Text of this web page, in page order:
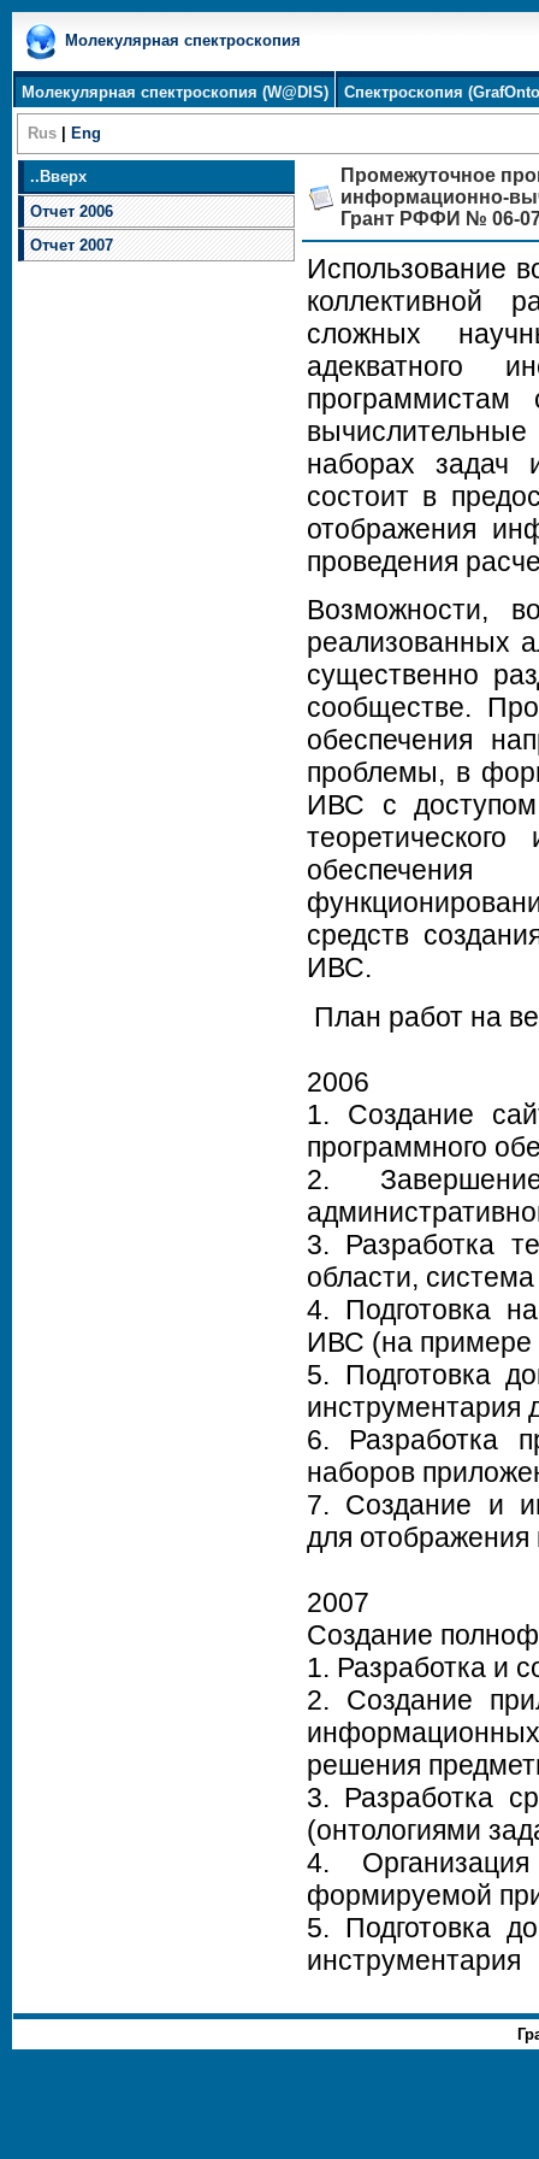
Молекулярная спектроскопия
Молекулярная спектроскопия (W@DIS) Спектроскопия
Rus Eng
.. Вверх
Отчет 2006
Отчет 2007
Промежуточное
информационно-
Грант РФФИ № 06-
Использование
коллективной
сложных
адекватного
программистам
наборах задач
состоит в
отображения
проведения
Возможности,
реализованных
существенно
сообществе.
обеспечения
проблемы, в
ИВС с доступом
средств
ИВС.
План работ на
2006
1. Создание
программного
2.
3. Разработка
области,
4. Подготовка
ИВС (на примере
5. Подготовка
инструментария
6. Разработка
наборов
7. Создание и
для
2007
Создание
1. Разработка и
2. Создание
решения
3. Разработка
(онтологиями
4.
формируемой
5. Подготовка
инструментария